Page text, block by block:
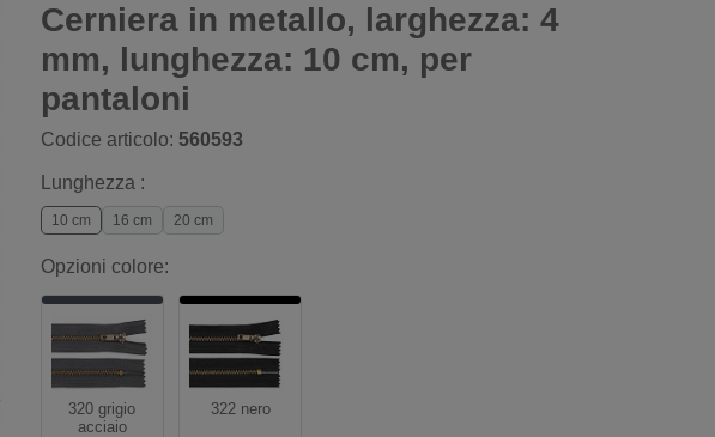
Cerniera in metallo, larghezza: 4
mm, lunghezza: 10 cm, per
pantaloni
Codice articolo: 560593
Lunghezza :
10 cm 16 cm 20 cm
Opzioni colore:
320 grigio
acciaio
322 nero